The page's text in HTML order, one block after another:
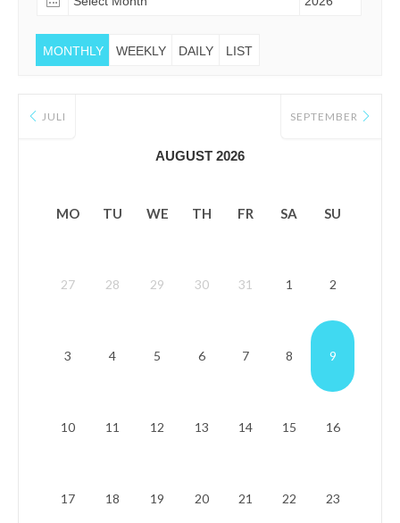
MONTHLY WEEKLY DAILY LIST
JULI
AUGUST 2026
SEPTEMBER
MO TU WE TH FR SA SU
27 28 29 30 31 1 2
3 4 5 6 7 8 9
10 11 12 13 14 15 16
17 18 19 20 21 22 23